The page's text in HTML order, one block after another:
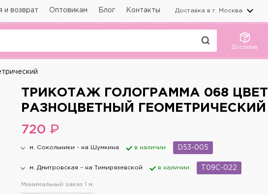
и возврат Оптовикам Блог Контакты Доставка в г. Москва
Доставка
ТРИКОТАЖ ГОЛОГРАММА 068 ЦВЕТ
РАЗНОЦВЕТНЫЙ ГЕОМЕТРИЧЕСКИЙ
720₽
м. Сокольники - на Шумкина в наличии D53-005
м. Дмитровская – на Тимирязевской в наличии T09C-022
Минимальный заказ 1 м.